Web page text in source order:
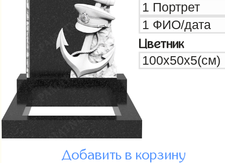
Цветник
Добавить в корзину